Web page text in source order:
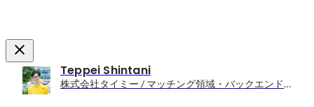
Teppei Shintani
株式会社タイミー / マッチング領域・バックエンドエンジニア